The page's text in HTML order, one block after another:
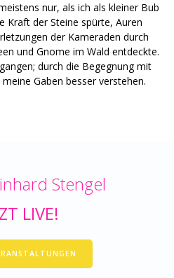
nur, als ich als kleiner Bub
Kraft der Steine spürte, Auren
der Kameraden durch
und Gnome im Wald entdeckte.
durch die Begegnung mit
Gaben besser verstehen.
Stengel
LIVE!